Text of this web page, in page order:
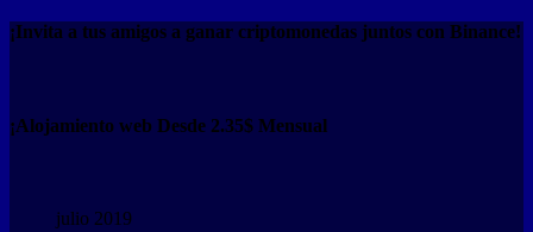
¡Invita a tus amigos a ganar criptomonedas juntos con Binance!
¡Alojamiento web Desde 2.35$ Mensual
julio 2019